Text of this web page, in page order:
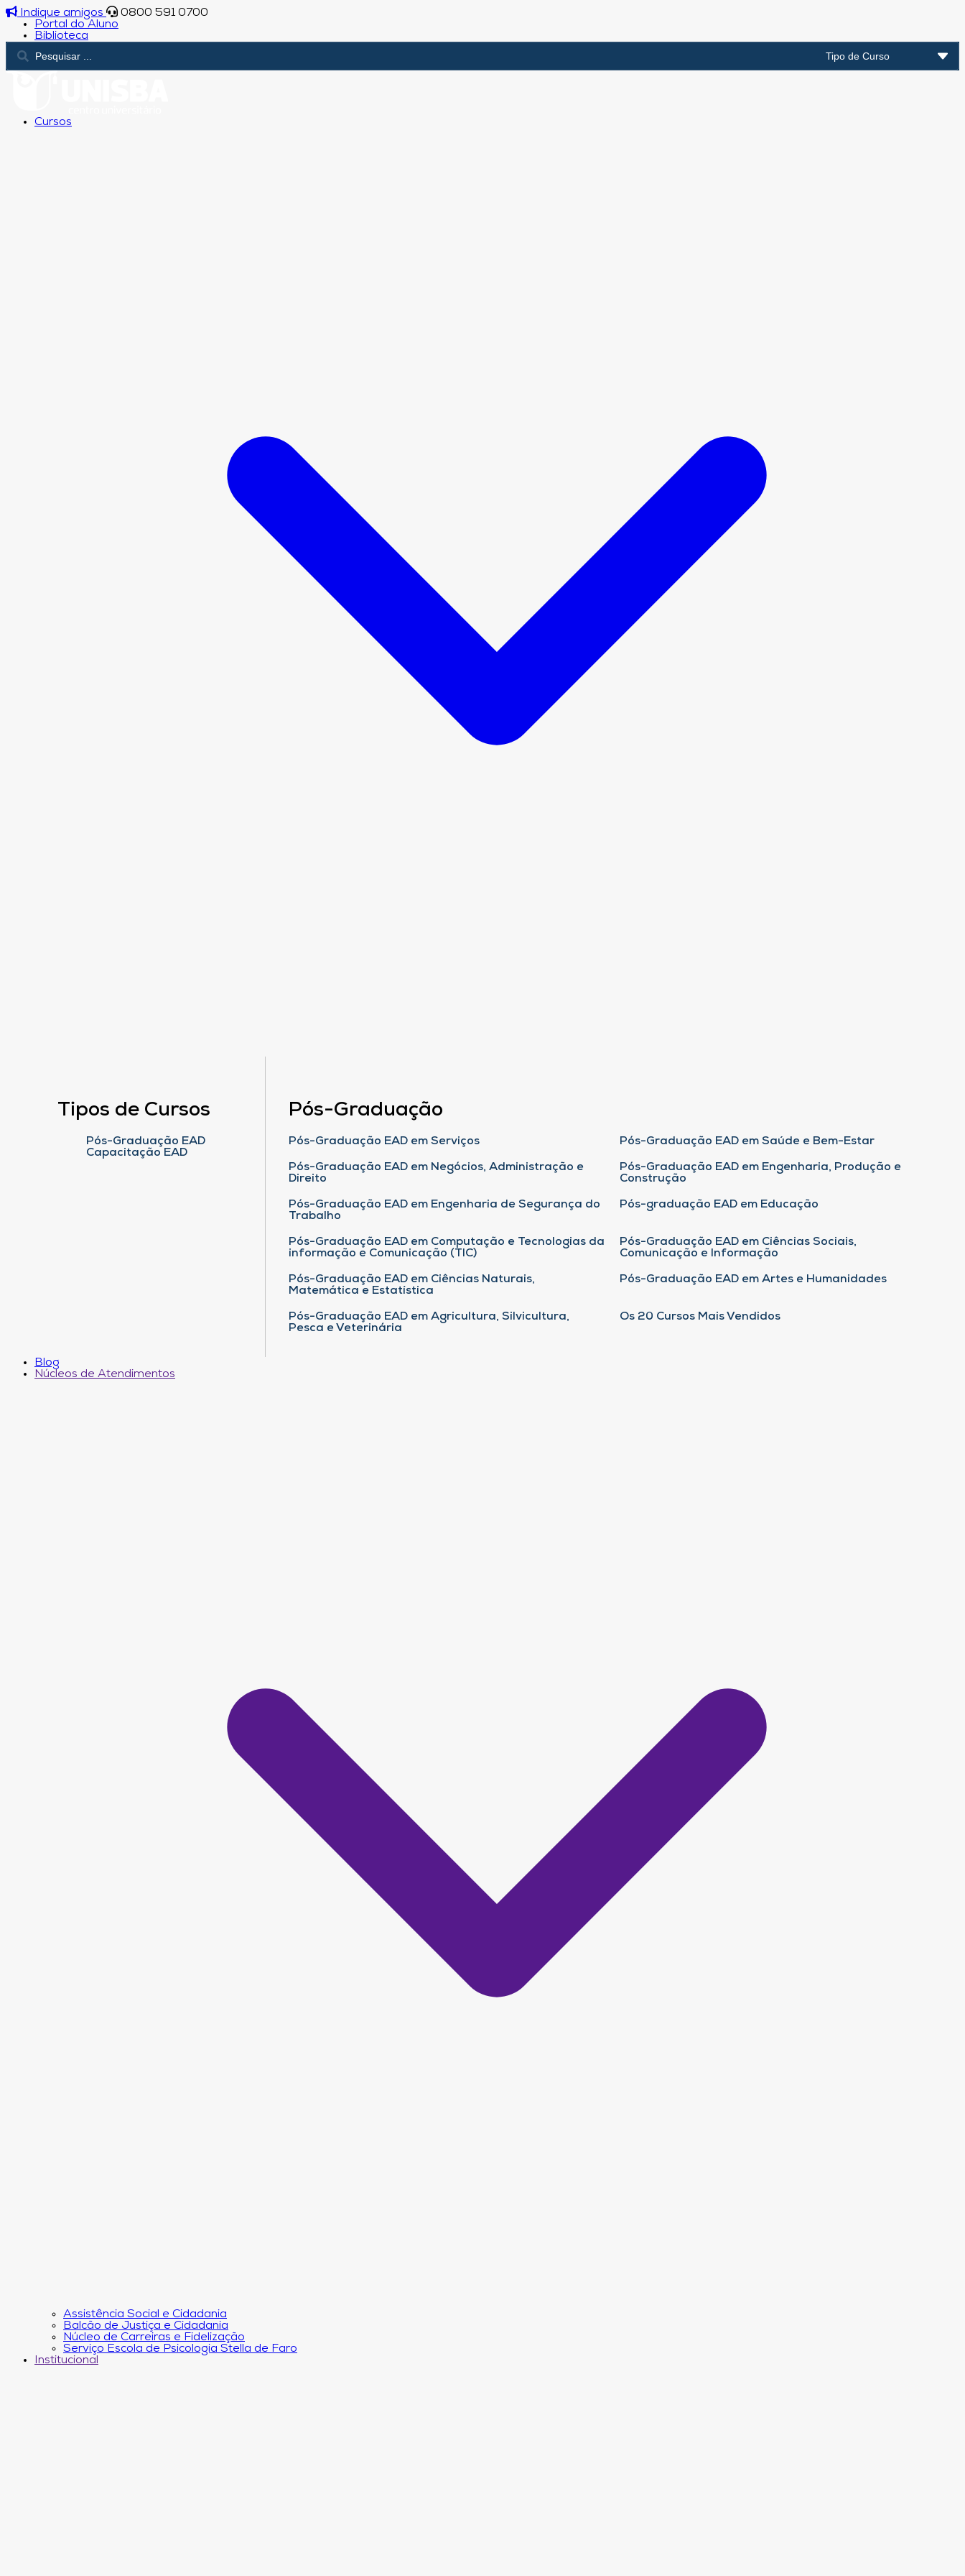
Indique amigos
0800 591 0700
Portal do Aluno
Biblioteca
Cursos
Tipos de Cursos
Pós-Graduação EAD
Capacitação EAD
Pós-Graduação
Pós-Graduação EAD em Serviços Pós-Graduação EAD em Saúde e Bem-Estar
Pós-Graduação EAD em Negócios, Administração e
Direito
Pós-Graduação EAD em Engenharia, Produção e
Construção
Pós-Graduação EAD em Engenharia de Segurança do
Trabalho
Pós-graduação EAD em Educação
Pós-Graduação EAD em Computação e Tecnologias da
informação e Comunicação (TIC)
Pós-Graduação EAD em Ciências Sociais,
Comunicação e Informação
Pós-Graduação EAD em Ciências Naturais,
Matemática e Estatística
Pós-Graduação EAD em Artes e Humanidades
Pós-Graduação EAD em Agricultura, Silvicultura,
Pesca e Veterinária
Os 20 Cursos Mais Vendidos
Blog
Núcleos de Atendimentos
Assistência Social e Cidadania
Balcão de Justiça e Cidadania
Núcleo de Carreiras e Fidelização
Serviço Escola de Psicologia Stella de Faro
Institucional